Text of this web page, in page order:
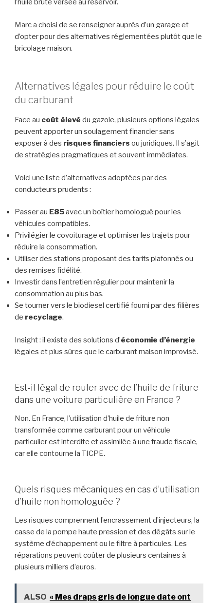
l’huile brute versée au réservoir.
Marc a choisi de se renseigner auprès d’un garage et
d’opter pour des alternatives réglementées plutôt que le
bricolage maison.
Alternatives légales pour réduire le coût
du carburant
Face au coût élevé du gazole, plusieurs options légales
peuvent apporter un soulagement financier sans
exposer à des risques financiers ou juridiques. Il s’agit
de stratégies pragmatiques et souvent immédiates.
Voici une liste d’alternatives adoptées par des
conducteurs prudents :
Passer au E85avec un boîtier homologué pour les
véhicules compatibles.
Privilégier le covoiturage et optimiser les trajets pour
réduire la consommation.
Utiliser des stations proposant des tarifs plafonnés ou
des remises fidélité.
Investir dans l’entretien régulier pour maintenir la
consommation au plus bas.
Se tourner vers le biodiesel certifié fourni par des filières
de recyclage.
Insight : il existe des solutions d’économie d’énergie
légales et plus sûres que le carburant maison improvisé.
Est-il légal de rouler avec de l’huile de friture
dans une voiture particulière en France ?
Non. En France, l’utilisation d’huile de friture non
transformée comme carburant pour un véhicule
particulier est interdite et assimilée à une fraude fiscale,
car elle contourne la TICPE.
Quels risques mécaniques en cas d’utilisation
d’huile non homologuée ?
Les risques comprennent l’encrassement d’injecteurs, la
casse de la pompe haute pression et des dégâts sur le
système d’échappement ou le filtre à particules. Les
réparations peuvent coûter de plusieurs centaines à
plusieurs milliers d’euros.
ALSO « Mes draps gris de longue date ont